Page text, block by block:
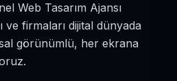
Web Tasarım Ajansı
firmaları dijital dünyada
görünümlü, her ekrana